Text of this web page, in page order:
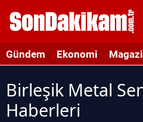
Gündem Ekonomi
Birleşik Metal
Haberleri